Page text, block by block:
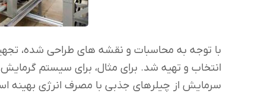
با توجه به محاسبات و نقشه های طراحی شده،
انتخاب و تهیه شد. برای مثال، برای سیستم گرمایش
سرمایش از چیلرهای جذبی با مصرف انرژی بهینه